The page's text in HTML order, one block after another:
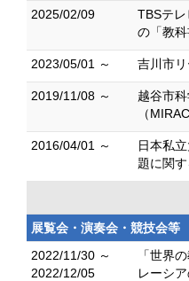
2025/02/09
TBSテ
の「教
2023/05/01 ～ 吉川市
2019/11/08 ～
越谷市
（
2016/04/01 ～
日本私
題に関
展覧会・演奏会・競技会等
2022/11/30 ～
2022/12/05
「世界
レーシ